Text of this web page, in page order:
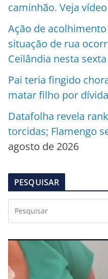
caminhão. Veja vídeo
Ação de
situação de rua
Ceilândia nesta sexta
Pai teria fingido
matar filho por dívida
Datafolha revela
torcidas; Flamengo
agosto de 2026
PESQUISAR